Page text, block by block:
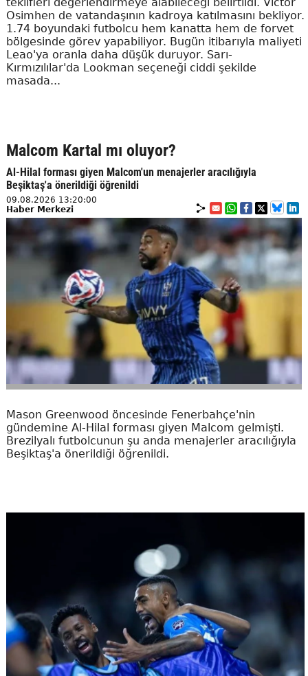
Osimhen de vatandaşının kadroya katılmasını bekliyor.
1.74 boyundaki futbolcu hem kanatta hem de forvet
bölgesinde görev yapabiliyor. Bugün itibarıyla maliyeti
Leao'ya oranla daha düşük duruyor. Sarı-
Kırmızılılar'da Lookman seçeneği ciddi şekilde
masada...
Malcom Kartal mı oluyor?
Al-Hilal forması giyen Malcom'un menajerler aracılığıyla
Beşiktaş'a önerildiği öğrenildi
09.08.2026 13:20:00
Haber Merkezi
Mason Greenwood öncesinde Fenerbahçe'nin
gündemine Al-Hilal forması giyen Malcom gelmişti.
Brezilyalı futbolcunun şu anda menajerler aracılığıyla
Beşiktaş'a önerildiği öğrenildi.